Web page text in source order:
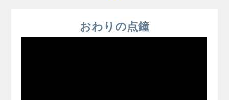
おわりの点鐘